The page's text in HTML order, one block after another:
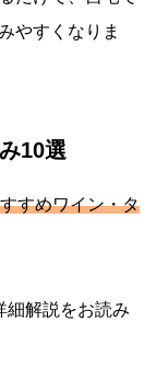
やすくなりま
10選
すめワイン・タ
細解説をお読み